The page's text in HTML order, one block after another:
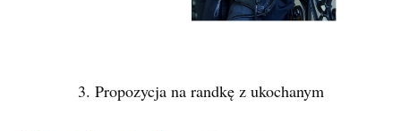
3. Propozycja na randkę z ukochanym